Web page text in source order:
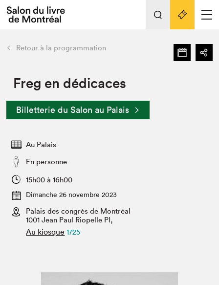
Espace exposant⋅e⋅s
Espace enseignant·e·s
Espace médias
L'événement
Préparer sa visite au Salon
Actualités
SLM PRO
retour Nos activités
Préparer sa visite
Salon dans la ville et en ligne
Projets partenaires
Liens pratiques
Retour à la programmation
Freg en dédicaces
Billetterie du Salon au Palais
Au Palais
En personne
15h00 à 16h00
Dimanche 26 novembre 2023
Palais des congrès de Montréal
1001 Jean Paul Riopelle Pl,
Au kiosque 1725